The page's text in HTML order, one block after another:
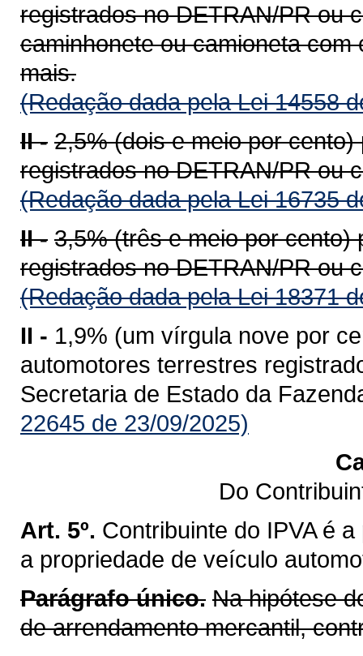
registrados no DETRAN/PR ou
caminhonete ou camioneta
mais.
(Redação dada pela Lei 14558
II - 2,5% (dois e meio por
registrados no DETRAN/PR ou
(Redação dada pela Lei 16735
II - 3,5% (três e meio por
registrados no DETRAN/PR ou
(Redação dada pela Lei 18371
II - 1,9% (um vírgula nove por
automotores terrestres
Secretaria de Estado da
22645 de 23/09/2025)
Do
Art. 5º. Contribuinte do IPVA é
a propriedade de veículo
Parágrafo único. Na hipótese
de arrendamento mercantil,